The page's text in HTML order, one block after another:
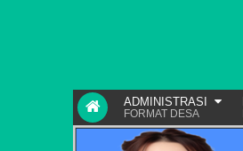
ADMINISTRASI
FORMAT DESA